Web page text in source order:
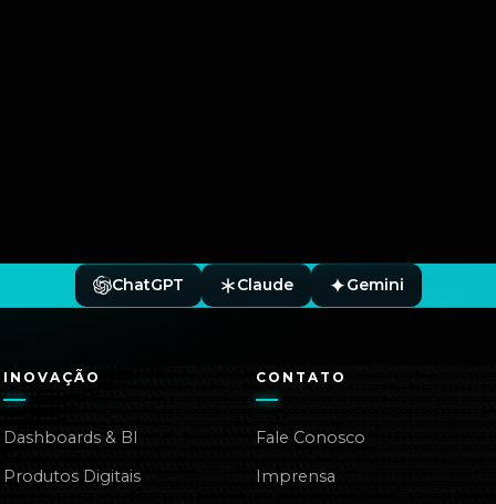
ChatGPT Claude Gemini
INOVAÇÃO
Dashboards & BI
Produtos Digitais
CONTATO
Fale Conosco
Imprensa